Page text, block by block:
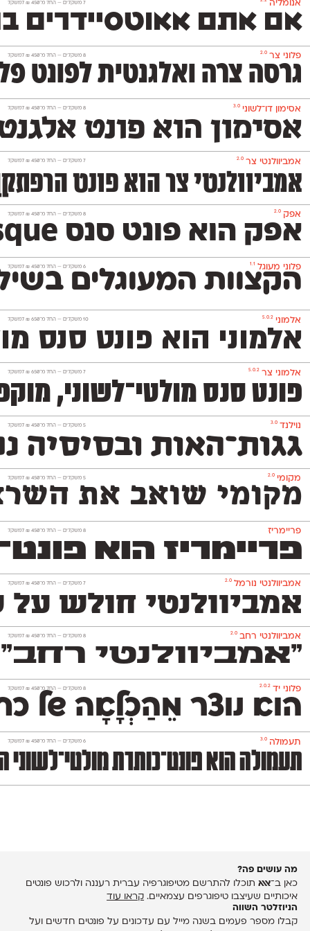
אנומליה ‫7 משקלים — החל מ־450
₪למשקל
אם אתם אאוטסיידרים
פלוני צר 2.0 ‫8 משקלים — החל מ־450
₪למשקל
גרסה צרה ואלגנטית לפונט
אסימון דו־לשוני 3.0 ‫8 משקלים — החל מ־ 450
₪למשקל
אסימון הוא פונט
אמביוולנטי צר 2.0 ‫7 משקלים — החל מ־ 450
₪למשקל
אמביוולנטי צר הוא פונט
אפק 2.0 ‫8 משקלים — החל מ־450
₪למשקל
אפק הוא פונט סנס Grotesque דו־לשוני בסיסי, נעים וניטרלי שלא ישתלט על העיצוב שתרקחו בעזרתו. הוא משמש גם לטקסט־רץ (גם בגדלים קטנים מאד) וגם לכותרות ויפתור לכם בעיות עיצוביות בלי למצמץ. אפק כולל 8 משקלים
פלוני מעוגל 1.1 ‫6 משקלים — החל מ־450
₪למשקל
הקצוות המעוגלים
אלמוני 5.0.2 ‫10 משקלים — החל מ־ 650
₪למשקל אלמוני הוא פונט סנס
אלמוני צר 5.0.2 ‫7 משקלים — החל מ־ 650
₪למשקל פונט סנס מולטי־לשוני, מוקפד, ניטרלי ומאד פופולרי המכיל 1,151 תווים ותומך
נוילנד 3.0 ‫5 משקלים — החל מ־450
₪למשקל
גגות־האות ובסיסיה
מקומי 2.0 ‫5 משקלים — החל מ־450
₪למשקל
מקומי שואב את
פריימריז ‫8 משקלים — החל מ־450
₪למשקל
פריימריז הוא
אמביוולנטי נורמל 2.0 ‫7 משקלים — החל מ־450
₪למשקל
אמביוולנטי חולש על
אמביוולנטי רחב 2.0 ‫8 משקלים — החל מ־450
₪למשקל
״אמביוולנטי
פלוני יד 2.0.2 ‫8 משקלים — החל מ־ 450
₪למשקל
הוא נוצר מֵהַכְלָאָה של
תעמולה 3.0 ‫6 משקלים — החל מ־ 450
₪למשקל
תעמולה הוא פונט־כותרת
מה עושים פה?
כאן ב־אאאתוכלו להתרשם מטיפוגרפיה עברית רעננה ולרכוש פונטים
איכותיים שעיצבו טיפוגרפים עצמאיים. קראו עוד
הניוזלטר השווה
קבלו מספר פעמים בשנה מייל עם עדכונים על פונטים חדשים ועל